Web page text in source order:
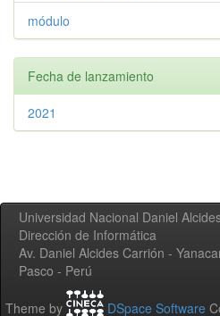
módulo
Fecha de lanzamiento
2021
Universidad Nacional Daniel
Dirección de Informática
Av. Daniel Alcides Carrión -
Pasco - Perú
Theme by DSpace Software